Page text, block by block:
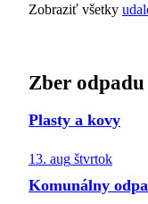
Zobraziť všetky
Zber odpadu
Plasty a kovy
13. aug štvrtok
Komunálny